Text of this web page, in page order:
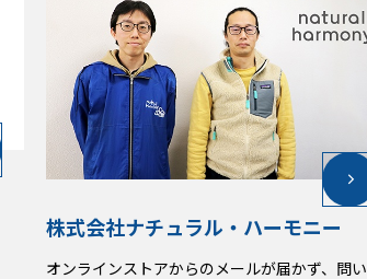
株式会社ナチュラル・ハーモニー
オンラインストアからのメールが届かず、問い
株式会社ナチュラル・ハーモニー
オンラインストアからのメールが届かず、問い